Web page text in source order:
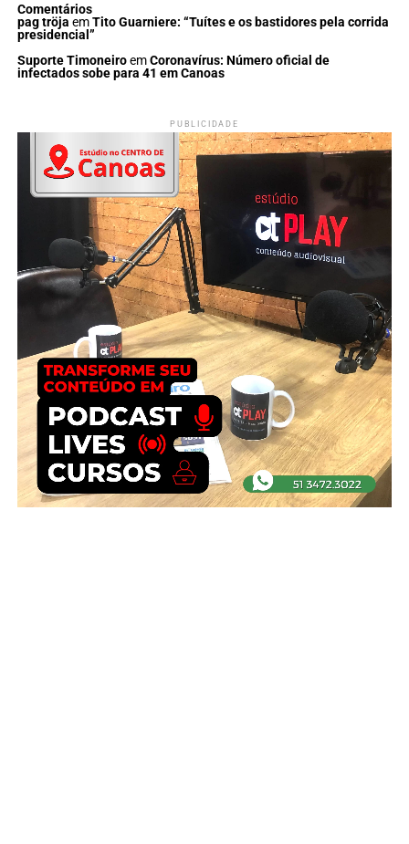
Comentários
pag tröja emTito Guarniere: “Tuítes e os bastidores pela corrida
presidencial”
Suporte TimoneiroemCoronavírus: Número oficial de
infectados sobe para 41 em Canoas
PUBLICIDADE